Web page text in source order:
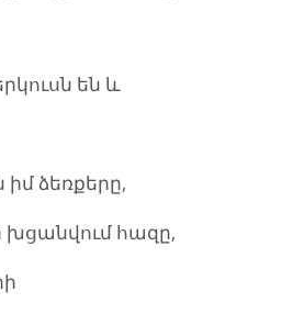
են և
իմ ձեռքերը,
խցանվում հազը,